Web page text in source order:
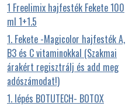
1 Freelimix hajfesték Fekete 100
ml 1+1.5
1. Fekete -Magicolor hajfesték A,
B3 és C vitaminokkal (Szakmai
árakért regisztrálj és add meg
adószámodat!)
1. lépés BOTUTECH- BOTOX